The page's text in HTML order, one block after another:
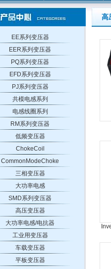
EE系列变压器
EER系列变压器
PQ系列变压器
EFD系列变压器
PJ系列变压器
共模电感系列
电感线圈系列
RM系列变压器
低频变压器
ChokeCoil
CommonModeChoke
三相变压器
大功率电感
SMD系列变压器
高压变压器
大功率电感/电抗器
工业用变压器
车载变压器
平板变压器
高